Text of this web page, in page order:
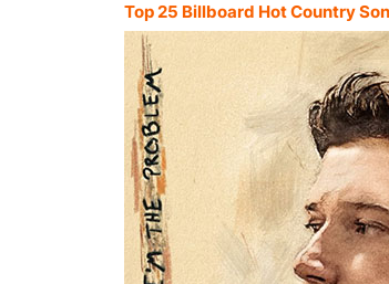
Top 25 Billboard Hot Country